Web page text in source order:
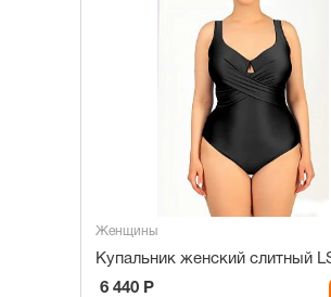
Женщины
Купальник женский слитный
6 440 Р